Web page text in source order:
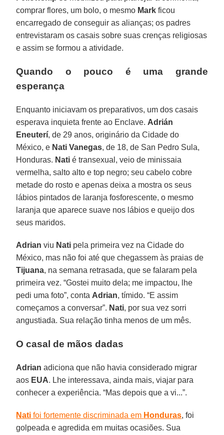
comprar flores, um bolo, o mesmo Mark ficou
encarregado de conseguir as alianças; os padres
entrevistaram os casais sobre suas crenças religiosas
e assim se formou a atividade.
Quando o pouco é uma grande
esperança
Enquanto iniciavam os preparativos, um dos casais
esperava inquieta frente ao Enclave. Adrián
Eneuterí, de 29 anos, originário da Cidade do
México, e Nati Vanegas, de 18, de San Pedro Sula,
Honduras. Nati é transexual, veio de minissaia
vermelha, salto alto e top negro; seu cabelo cobre
metade do rosto e apenas deixa a mostra os seus
lábios pintados de laranja fosforescente, o mesmo
laranja que aparece suave nos lábios e queijo dos
seus maridos.
Adrian viu Nati pela primeira vez na Cidade do
México, mas não foi até que chegassem às praias de
Tijuana, na semana retrasada, que se falaram pela
primeira vez. “Gostei muito dela; me impactou, lhe
pedi uma foto”, conta Adrian, tímido. “E assim
começamos a conversar”. Nati, por sua vez sorri
angustiada. Sua relação tinha menos de um mês.
O casal de mãos dadas
Adrian adiciona que não havia considerado migrar
aos EUA. Lhe interessava, ainda mais, viajar para
conhecer a experiência. “Mas depois que a vi...”.
Nati foi fortemente discriminada em Honduras, foi
golpeada e agredida em muitas ocasiões. Sua